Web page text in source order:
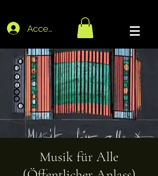
Accedi
Musik für Alle